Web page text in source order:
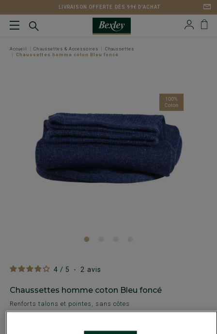
LIVRAISON OFFERTE DÈS 99€ D'ACHAT
Accueil Chaussettes & Accessoires
Chaussettes
Chaussettes homme coton Bleu foncé
4 / 5 - 2 avis
Chaussettes homme coton Bleu foncé
Renforts talons et pointes, sans côtes